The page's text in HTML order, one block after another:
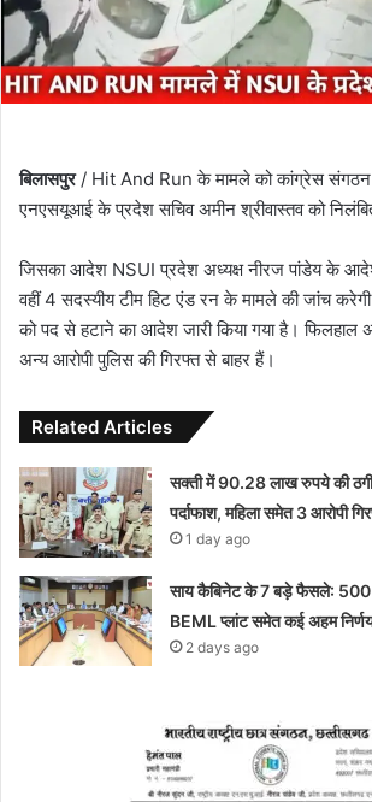
बिलासपुर/ Hit And Run के मामले को कांग्रेस संगठन
एनएसयूआई के प्रदेश सचिव अमीन श्रीवास्तव को
जिसका आदेश NSUI प्रदेश अध्यक्ष नीरज पांडेय के आदेश
वहीं 4 सदस्यीय टीम हिट एंड रन के मामले की जांच
को पद से हटाने का आदेश जारी किया गया है। फिलहाल
अन्य आरोपी पुलिस की गिरफ्त से बाहर हैं।
Related Articles
सक्ती में 90.28 लाख रुपये की ठगी
पर्दाफाश, महिला समेत 3 आरोपी
1 day ago
साय कैबिनेट के 7 बड़े फैसले: 500
BEML प्लांट समेत कई अहम
2 days ago